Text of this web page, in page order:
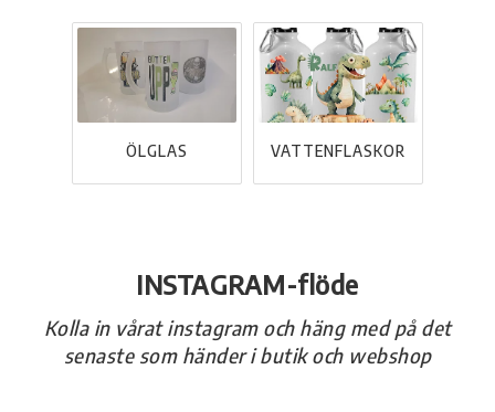
ÖLGLAS VATTENFLASKOR
INSTAGRAM-flöde
Kolla in vårat instagram och häng med på det
senaste som händer i butik och webshop